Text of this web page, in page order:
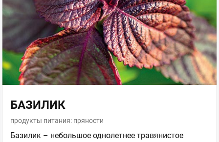
БАЗИЛИК
продукты питания: пряности
Базилик – небольшое однолетнее травянистое